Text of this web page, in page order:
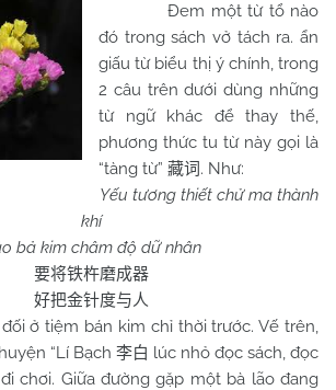
Đem một từ tổ nào
đó trong sách vở tách ra. ẩn
giấu từ biểu thị ý chính, trong
2 câu trên dưới dùng những
từ ngữ khác để thay thế,
phương thức tu từ này gọi là
“tàng từ” 藏词 . Như:
Yếu tương thiết chử ma thành
khí
bả kim châm độ dữ nhân
要将铁杵磨成器
好把金针度与人
tiệm bán kim chỉ thời trước. Vế trên,
“Lí Bạch 李白 lúc nhỏ đọc sách, đọc
chơi. Giữa đường gặp một bà lão đang